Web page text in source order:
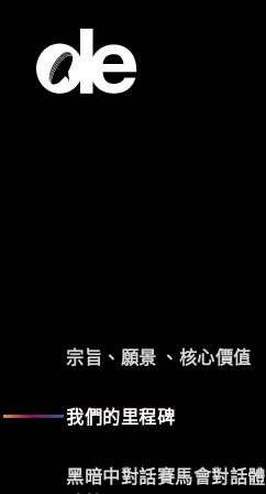
宗旨、願景 、核心價值
我們的里程碑
黑暗中對話賽馬會對話體